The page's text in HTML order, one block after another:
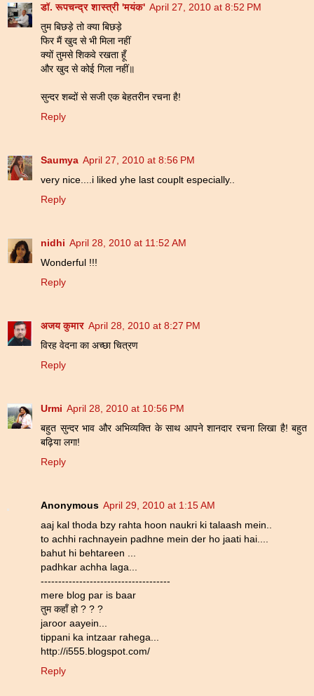
डॉ. रूपचन्द्र शास्त्री 'मयंक' April 27, 2010 at 8:52 PM
तुम बिछड़े तो क्या बिछड़े
फिर मैं खुद से भी मिला नहीं
क्यों तुमसे शिकवे रखता हूँ
और खुद से कोई गिला नहीं॥
सुन्दर शब्दों से सजी एक बेहतरीन रचना है!
Reply
Saumya April 27, 2010 at 8:56 PM
very nice....i liked yhe last couplt especially..
Reply
nidhi April 28, 2010 at 11:52 AM
Wonderful !!!
Reply
अजय कुमार April 28, 2010 at 8:27 PM
विरह वेदना का अच्छा चित्रण
Reply
Urmi April 28, 2010 at 10:56 PM
बहुत सुन्दर भाव और अभिव्यक्ति के साथ आपने शानदार रचना लिखा है! बहुत
बढ़िया लगा!
Reply
Anonymous April 29, 2010 at 1:15 AM
aaj kal thoda bzy rahta hoon naukri ki talaash mein..
to achhi rachnayein padhne mein der ho jaati hai....
bahut hi behtareen ...
padhkar achha laga...
-------------------------------------
mere blog par is baar
तुम कहाँ हो ? ? ?
jaroor aayein...
tippani ka intzaar rahega...
http://i555.blogspot.com/
Reply